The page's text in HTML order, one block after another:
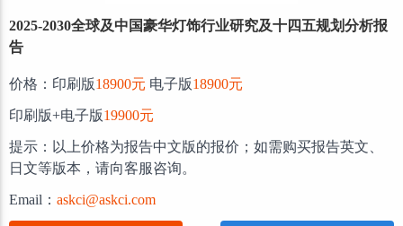
2025-2030全球及中国豪华灯饰行业研究及十四五规划分析报
告
价格：印刷版18900元 电子版18900元
印刷版+电子版19900元
提示：以上价格为报告中文版的报价；如需购买报告英文、
日文等版本，请向客服咨询。
Email： askci@askci.com